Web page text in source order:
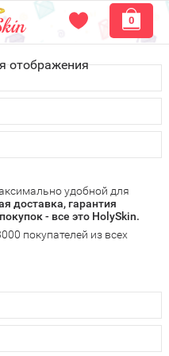
0
отображения
городам России.
Почтой России или
или пункте
ужена
получитьбесплатную
и оплаты в Вашем городе
удобным способом:
Сбербанк) и другими
удобной для
доставка, гарантия
- все это HolySkin.
покупателей из всех
вопросы по работе
товарам, рассказать о